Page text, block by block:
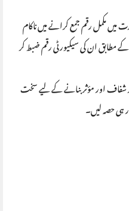
میں مکمل رقم جمع کرانے میں ناکام
مطابق ان کی سیکیورٹی رقم ضبط کر
شفاف اور مؤثر بنانے کے لیے سخت
ہی حصہ لیں۔